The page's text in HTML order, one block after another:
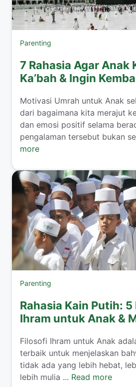
Parenting
7 Rahasia Agar Anak
Ka’bah & Ingin
​Motivasi Umrah untuk Anak
dari bagaimana kita merajut
dan emosi positif selama
pengalaman tersebut bukan
more
Parenting
Rahasia Kain Putih:
Ihram untuk Anak &
​Filosofi Ihram untuk Anak
terbaik untuk menjelaskan
tidak ada yang lebih hebat,
lebih mulia ... Read more